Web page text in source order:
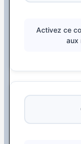
Activez ce
aux